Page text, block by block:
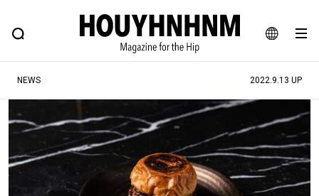
JA
EN
FEATURE BLOG SNAP
ヒップなファッション、カルチャー、ライフスタイルWEBマガジン
#注目のタグ
#SHOPPING ADDICT #憧れの逸品
#ESSENTIAL DESIGNS #古着サミット
NEWS 2022.9.13 UP